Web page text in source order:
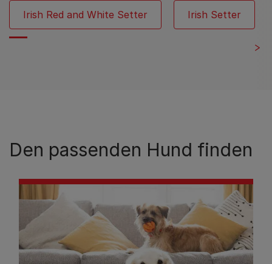
Irish Red and White Setter Irish Setter
Den passenden Hund finden